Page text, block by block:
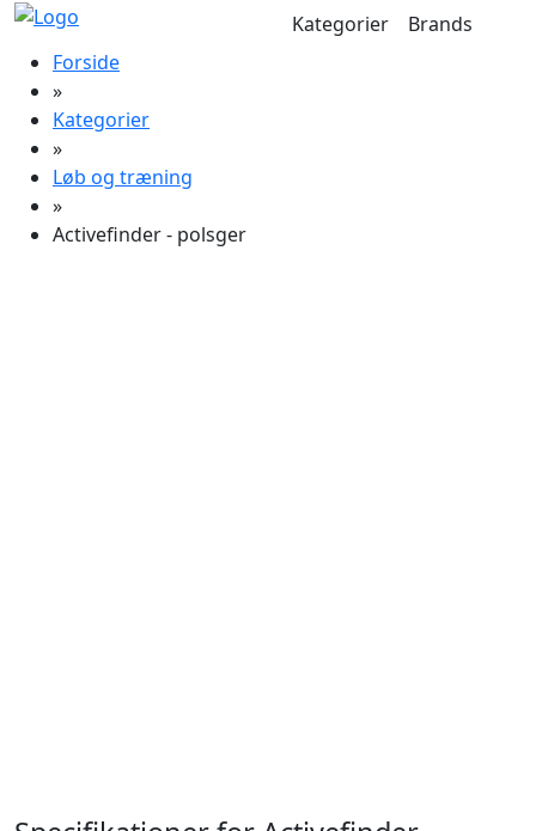
Kategorier
Brands
Forside
»
Kategorier
»
Løb og træning
»
Activefinder - polsger